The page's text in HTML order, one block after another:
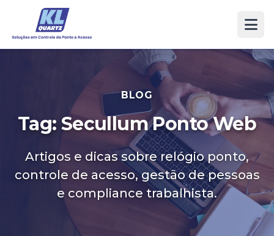
BLOG
Tag: Secullum Ponto Web
Artigos e dicas sobre relógio ponto,
controle de acesso, gestão de pessoas
e compliance trabalhista.